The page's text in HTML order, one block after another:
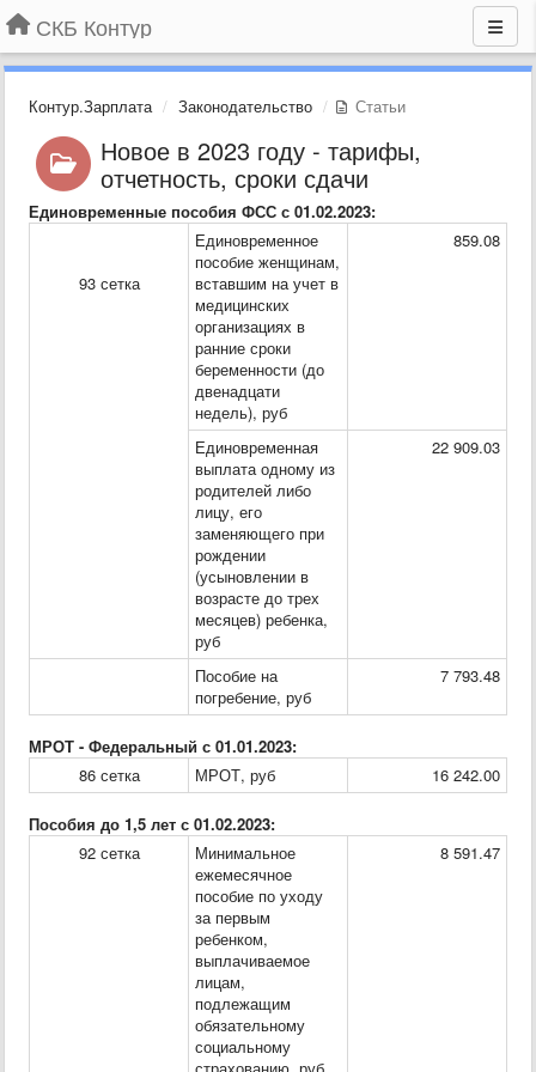
СКБ Контур
Контур.Зарплата Законодательство Статьи
Новое в 2023 году - тарифы,
отчетность, сроки сдачи
Единовременные пособия ФСС с 01.02.2023:
93 сетка
Единовременное
пособие женщинам,
вставшим на учет в
медицинских
организациях в
ранние сроки
беременности (до
двенадцати
недель), руб
859.08
Единовременная
выплата одному из
родителей либо
лицу, его
заменяющего при
рождении
(усыновлении в
возрасте до трех
месяцев) ребенка,
руб
22 909.03
Пособие на
погребение, руб
7 793.48
МРОТ - Федеральный с 01.01.2023:
86 сетка
МРОТ, руб 16 242.00
Пособия до 1,5 лет с 01.02.2023:
92 сетка
Минимальное
ежемесячное
пособие по уходу
за первым
ребенком,
выплачиваемое
лицам,
подлежащим
обязательному
социальному
8 591.47